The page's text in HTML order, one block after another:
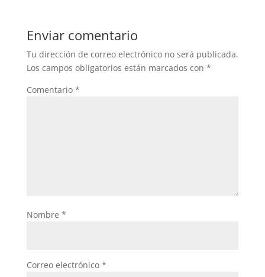
Enviar comentario
Tu dirección de correo electrónico no será publicada.
Los campos obligatorios están marcados con *
Comentario *
Nombre *
Correo electrónico *